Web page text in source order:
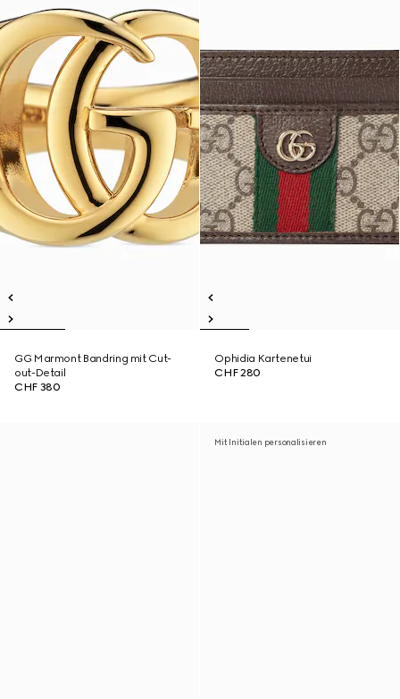
GG Marmont Bandring mit Cut-
out-Detail
CHF 380
Ophidia Kartenetui
CHF 280
Mit Initialen personalisieren